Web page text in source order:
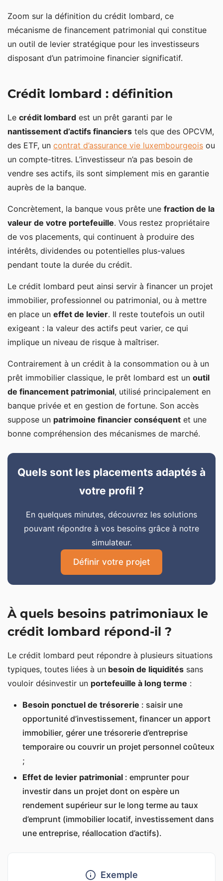
Risques du prêt lombard et limites à bien maîtriser
Risque de marché et appels de marge
Risque de taux et coût du crédit
Crédit lombard et assurance vie luxembourgeoise
Crédit lombard et immobilier
Peut-on faire un prêt lombard sur un bien immobilier ?
Peut-on financer un investissement immobilier avec
un crédit lombard ?
Prêt lombard vs autres types de crédits
Crédit lombard vs crédit immobilier classique
Crédit lombard vs avance sur contrat d’assurance vie
Exemple de crédit lombard
Cas pratique
Scénario 1 : le contrat nanti progresse de 5 % par an
Scénario 2 : le contrat baisse de 20 % la première
année puis se stabilise
Comment obtenir un crédit lombard ? Étapes et
conditions
Crédit lombard : avantages et inconvénients
Zoom sur la définition du crédit lombard, ce
mécanisme de financement patrimonial qui constitue
un outil de levier stratégique pour les investisseurs
disposant d’un patrimoine financier significatif.
Crédit lombard : définition
Le crédit lombard est un prêt garanti par le
nantissement d’actifs financiers tels que des OPCVM,
des ETF, un contrat d’assurance vie luxembourgeois ou
un compte-titres. L’investisseur n’a pas besoin de
vendre ses actifs, ils sont simplement mis en garantie
auprès de la banque.
Concrètement, la banque vous prête une fraction de la
valeur de votre portefeuille. Vous restez propriétaire
de vos placements, qui continuent à produire des
intérêts, dividendes ou potentielles plus-values
pendant toute la durée du crédit.
Le crédit lombard peut ainsi servir à financer un projet
immobilier, professionnel ou patrimonial, ou à mettre
en place un effet de levier. Il reste toutefois un outil
exigeant : la valeur des actifs peut varier, ce qui
implique un niveau de risque à maîtriser.
Contrairement à un crédit à la consommation ou à un
prêt immobilier classique, le prêt lombard est un outil
de financement patrimonial, utilisé principalement en
banque privée et en gestion de fortune. Son accès
suppose un patrimoine financier conséquent et une
bonne compréhension des mécanismes de marché.
Quels sont les placements adaptés à
votre profil ?
En quelques minutes, découvrez les solutions
pouvant répondre à vos besoins grâce à notre
simulateur.
Définir votre projet
À quels besoins patrimoniaux le
crédit lombard répond-il ?
Le crédit lombard peut répondre à plusieurs situations
typiques, toutes liées à un besoin de liquidités sans
vouloir désinvestir un portefeuille à long terme :
Besoin ponctuel de trésorerie : saisir une
opportunité d’investissement, financer un apport
immobilier, gérer une trésorerie d’entreprise
temporaire ou couvrir un projet personnel coûteux
;
Effet de levier patrimonial : emprunter pour
investir dans un projet dont on espère un
rendement supérieur sur le long terme au taux
d’emprunt (immobilier locatif, investissement dans
une entreprise, réallocation d’actifs).
Exemple